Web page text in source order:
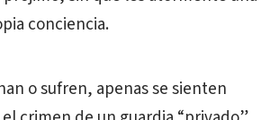
conciencia.
o sufren, apenas se sienten